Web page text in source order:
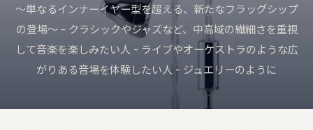
へ届ける｜Vault・DDP PLAYER・
ての製品
録音機材
マイク・レコーダー・インターフェース
仕上げ
編集・マスタリング・DAW・自動化
楽典・和声・楽器・演奏・音楽史
KUON の仕組み
ブラウザで完結する設計と、データの扱い
みなさんの声
バグ報告・改善案 (ログイン不要)
お問い合わせ
ご質問・ご相談はこちらから
〜単なるインナーイヤー型を超える、新たなフラッグシップ
の登場〜 - クラシックやジャズなど、中高域の繊細さを重視
して音楽を楽しみたい人 - ライブやオーケストラのような広
がりある音場を体験したい人 - ジュエリーのように